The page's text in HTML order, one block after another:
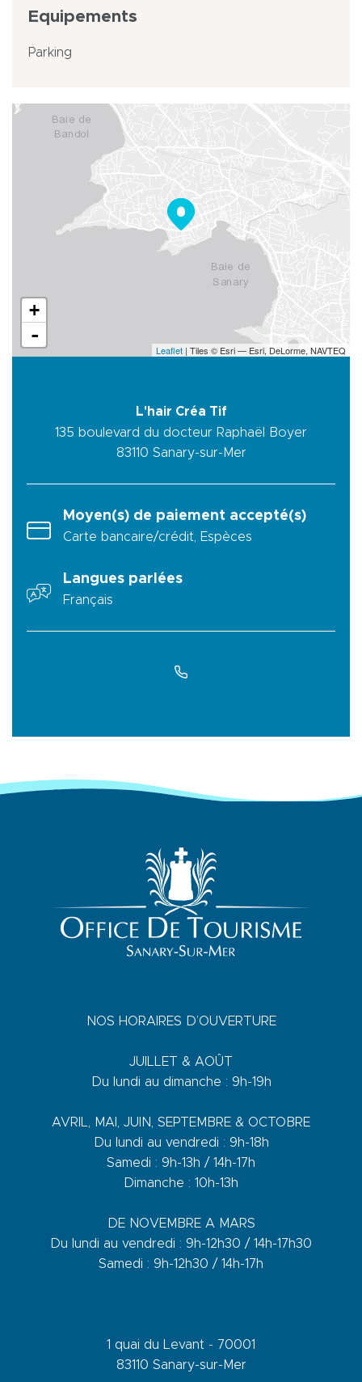
Equipements
Parking
+
-
Leaflet | Tiles © Esri — Esri, DeLorme, NAVTEQ
L'hair Créa Tif
135 boulevard du docteur Raphaël Boyer
83110 Sanary-sur-Mer
Moyen(s) de paiement accepté(s)
Carte bancaire/crédit, Espèces
Langues parlées
Français
NOS HORAIRES D’OUVERTURE
JUILLET & AOÛT
Du lundi au dimanche : 9h-19h
AVRIL, MAI, JUIN, SEPTEMBRE & OCTOBRE
Du lundi au vendredi : 9h-18h
Samedi : 9h-13h / 14h-17h
Dimanche : 10h-13h
DE NOVEMBRE A MARS
Du lundi au vendredi : 9h-12h30 / 14h-17h30
Samedi : 9h-12h30 / 14h-17h
1 quai du Levant - 70001
83110 Sanary-sur-Mer